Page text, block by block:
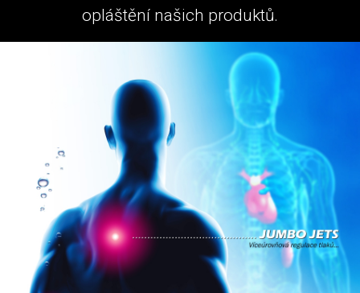
opláštění našich produktů.